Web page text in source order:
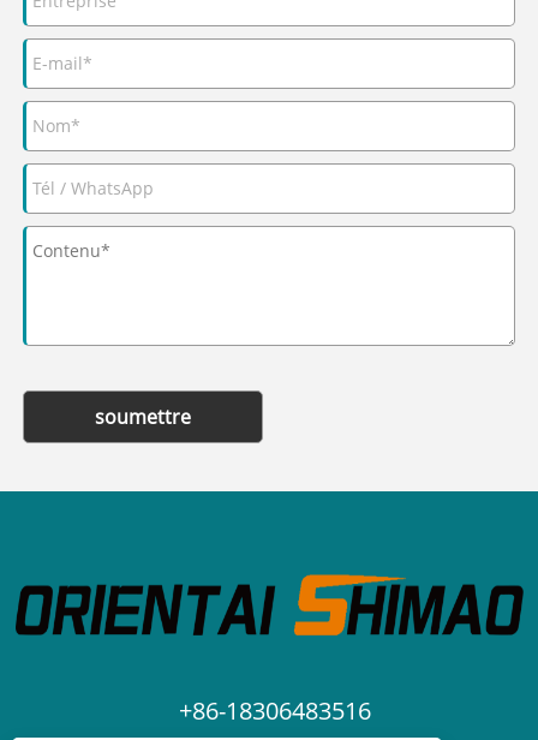
soumettre
+86-18306483516